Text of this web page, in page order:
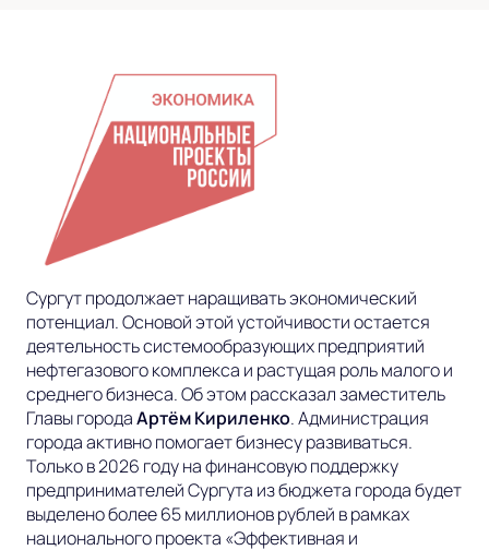
Сургут продолжает наращивать экономический
потенциал. Основой этой устойчивости остается
деятельность системообразующих предприятий
нефтегазового комплекса и растущая роль малого и
среднего бизнеса. Об этом рассказал заместитель
Главы городаАртём Кириленко. Администрация
города активно помогает бизнесу развиваться.
Только в 2026 году на финансовую поддержку
предпринимателей Сургута из бюджета города будет
выделено более 65 миллионов рублей в рамках
национального проекта «Эффективная и